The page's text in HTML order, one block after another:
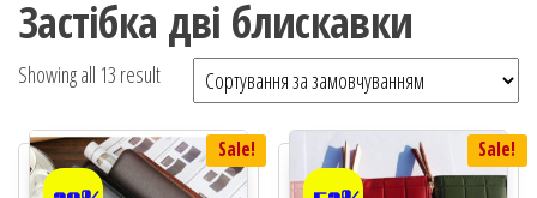
Застібка дві блискавки
Showing all 13 result
Sale! Sale!